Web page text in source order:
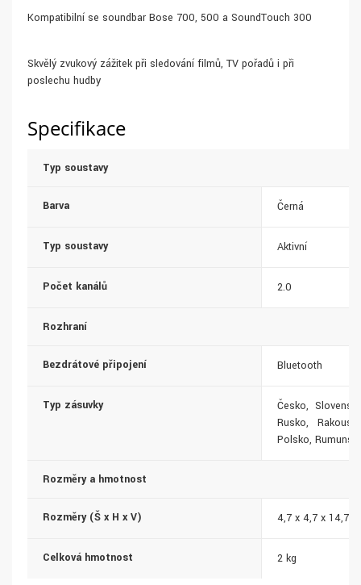
Kompatibilní se soundbar Bose 700, 500 a SoundTouch 300
Skvělý zvukový zážitek při sledování filmů, TV pořadů i při
poslechu hudby
Specifikace
Typ soustavy
Barva Černá
Typ soustavy Aktivní
Počet kanálů 2.0
Rozhraní
Bezdrátové připojení Bluetooth
Typ zásuvky
Česko,
Rusko,
Polsko,
Rozměry a hmotnost
Rozměry (Š x H x V) 4,7 x 4,7 x 14,7
Celková hmotnost 2 kg